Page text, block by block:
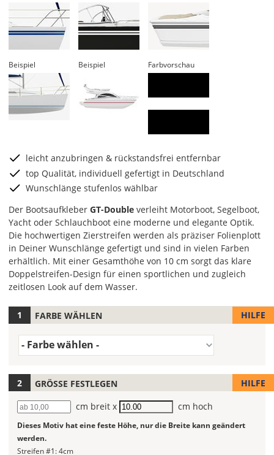
Beispiel Beispiel Farbvorschau
leicht anzubringen & rückstandsfrei entfernbar
top Qualität, individuell gefertigt in Deutschland
Wunschlänge stufenlos wählbar
Der Bootsaufkleber GT-Double verleiht Motorboot, Segelboot,
Yacht oder Schlauchboot eine moderne und elegante Optik.
Die hochwertigen Zierstreifen werden als präziser Folienplott
in Deiner Wunschlänge gefertigt und sind in vielen Farben
erhältlich. Mit einer Gesamthöhe von 10 cm sorgt das klare
Doppelstreifen-Design für einen sportlichen und zugleich
zeitlosen Look auf dem Wasser.
Hier
die
Deines
Bootsaufklebers
fest!
Lege
hier
FARBE WÄHLEN HILFE
Farbe
(Wert
- Farbe wählen -
GRÖSSE FESTLEGEN HILFE
Breite cm breit x Höhe cm hoch
Dieses Motiv hat eine feste Höhe, nur die Breite kann geändert
werden.
Streifen #1: 4cm